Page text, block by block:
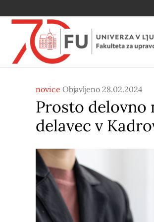
novice Objavljeno 28.02.2024
Prosto delovno
delavec v